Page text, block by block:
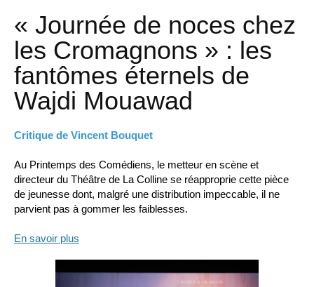
« Journée de noces chez
les Cromagnons » : les
fantômes éternels de
Wajdi Mouawad
Critique de Vincent Bouquet
Au Printemps des Comédiens, le metteur en scène et
directeur du Théâtre de La Colline se réapproprie cette pièce
de jeunesse dont, malgré une distribution impeccable, il ne
parvient pas à gommer les faiblesses.
En savoir plus